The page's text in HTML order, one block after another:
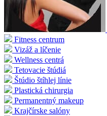
Fitness centrum
Vizáž a líčenie
Wellness centrá
Tetovacie štúdiá
Štúdio štíhlej línie
Plastická chirurgia
Permanentný makeup
Krajčírske salóny